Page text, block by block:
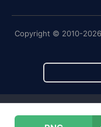
Copyright © 2010-2026